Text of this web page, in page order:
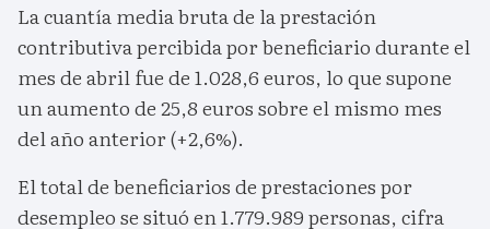
La cuantía media bruta de la prestación
contributiva percibida por beneficiario durante el
mes de abril fue de 1.028,6 euros, lo que supone
un aumento de 25,8 euros sobre el mismo mes
del año anterior (+2,6%).
El total de beneficiarios de prestaciones por
desempleo se situó en 1.779.989 personas, cifra